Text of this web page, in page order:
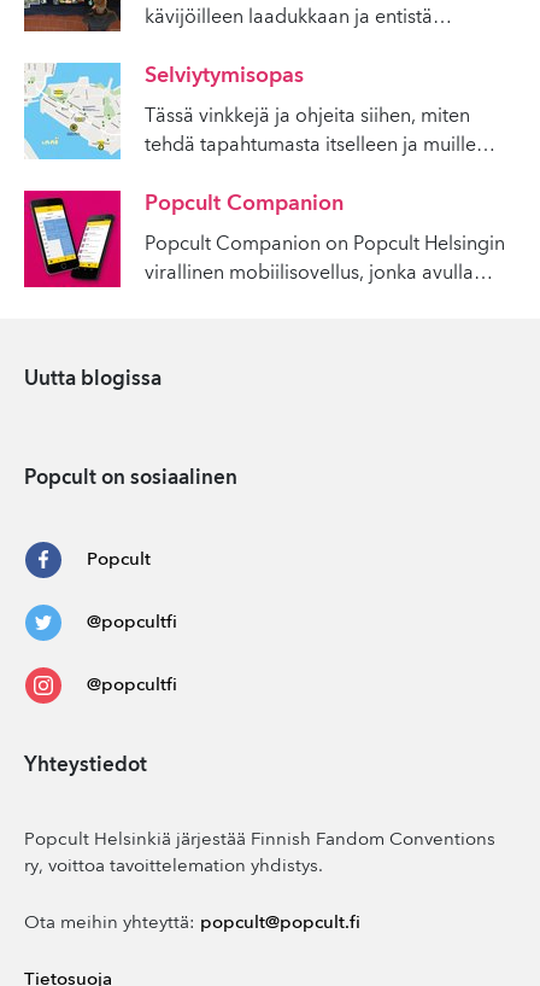
kävijöilleen laadukkaan ja entistä…
Selviytymisopas
Tässä vinkkejä ja ohjeita siihen, miten
tehdä tapahtumasta itselleen ja muille…
Popcult Companion
Popcult Companion on Popcult Helsingin
virallinen mobiilisovellus, jonka avulla…
Uutta blogissa
Popcult on sosiaalinen
Popcult
@popcultfi
@popcultfi
Yhteystiedot
Popcult Helsinkiä järjestää Finnish Fandom Conventions
ry, voittoa tavoittelemation yhdistys.
Ota meihin yhteyttä: popcult@popcult.fi
Tietosuoja